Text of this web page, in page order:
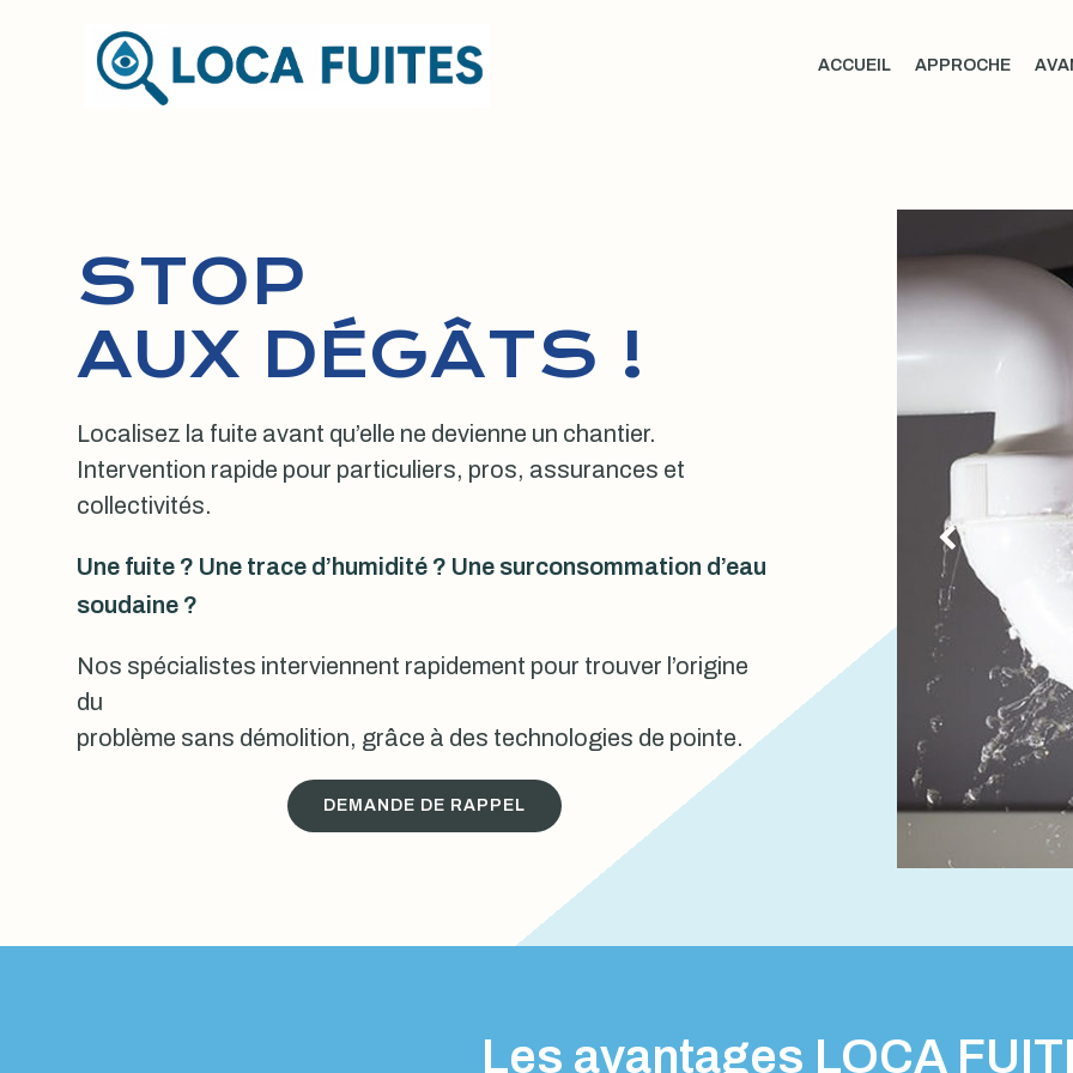
ACCUEIL APPROCHE
STOP
AUX DÉGÂTS !
Localisez la fuite avant qu’elle ne devienne un chantier.
Intervention rapide pour particuliers, pros, assurances et
collectivités.
Une fuite ? Une trace d’humidité ? Une surconsommation d’eau
soudaine ?
Nos spécialistes interviennent rapidement pour trouver l’origine
du
problème sans démolition, grâce à des technologies de pointe.
DEMANDE DE RAPPEL
Les avantages LOCA